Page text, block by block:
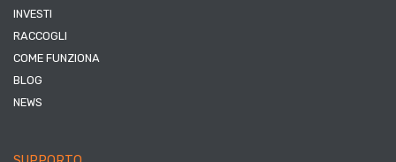
INVESTI
RACCOGLI
COME FUNZIONA
BLOG
NEWS